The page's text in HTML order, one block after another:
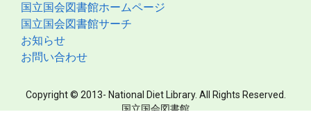
国立国会図書館ホームページ
国立国会図書館サーチ
お知らせ
お問い合わせ
Copyright © 2013- National Diet Library. All Rights Reserved.